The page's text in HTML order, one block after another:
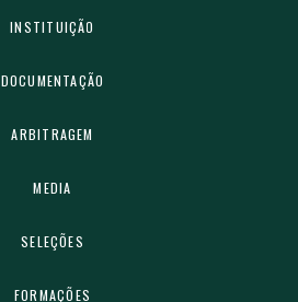
INSTITUIÇÃO
DOCUMENTAÇÃO
ARBITRAGEM
MEDIA
SELEÇÕES
FORMAÇÕES